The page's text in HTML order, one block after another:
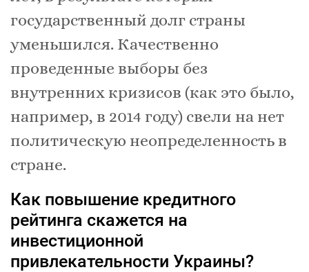
государственный долг страны
уменьшился. Качественно
проведенные выборы без
внутренних кризисов (как это было,
например, в 2014 году) свели на нет
политическую неопределенность в
стране.
Как повышение кредитного
рейтинга скажется на
инвестиционной
привлекательности Украины?